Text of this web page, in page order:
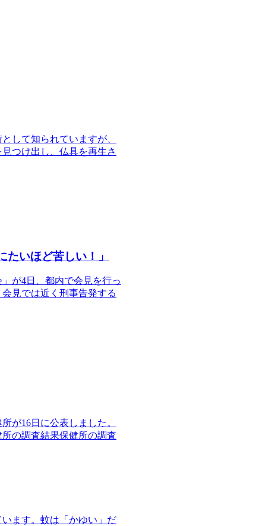
して知られていますが、
つけ出し、仏具を再生さ
いほど苦しい！」
が4日、都内で会見を行っ
見では近く刑事告発する
が16日に公表しました。
の調査結果保健所の調査
ます。蚊は「かゆい」だ